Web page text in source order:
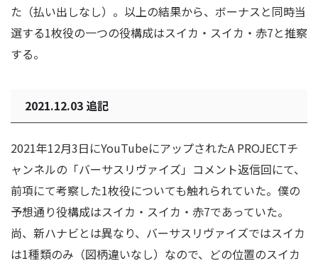
た（払い出しなし）。以上の結果から、 ボーナスと同時当
選する1枚役の一つの役構成はスイカ・スイカ・赤7と推察
する。
2021.12.03 追記
2021年12月3日にYouTubeにアップされたA PROJECTチ
ャンネルの「バーサスリヴァイズ」コメント返信回にて、
前項にて考察した1枚役についても触れられていた。僕の
予想通り役構成はスイカ・スイカ・赤7であっていた。
尚、新ハナビとは異なり、バーサスリヴァイズではスイカ
は1種類のみ（図柄違いなし）なので、どの位置のスイカ